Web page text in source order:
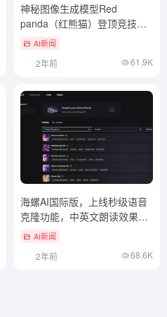
神秘图像生成模型Red
panda（红熊猫）登顶竞技
场！超过FLUX1.1Pro
AI新闻
2年前 61.9K
海螺AI国际版，上线秒级语音
克隆功能，中英文朗读效果十
分出色！
AI新闻
2年前 68.6K